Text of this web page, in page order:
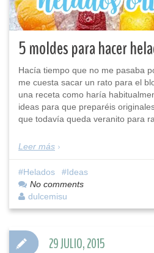
5 moldes para hacer
Hacía tiempo que no me pasaba
me cuesta sacar un rato para el
una receta como haría
ideas para que preparéis
que todavía queda veranito para
Leer más
Helados
Ideas
No comments
dulcemisu
29 JULIO, 2015